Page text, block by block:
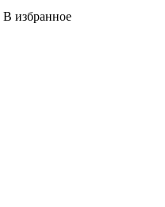
В избранное